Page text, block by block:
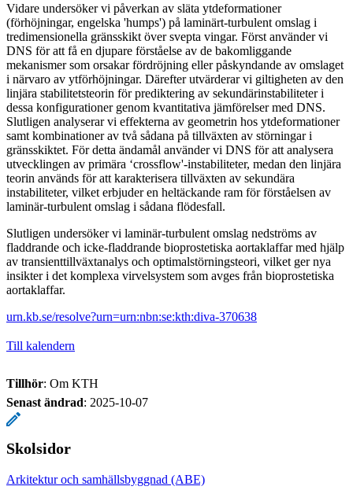
Vidare undersöker vi påverkan av släta ytdeformationer
(förhöjningar, engelska 'humps') på laminärt-turbulent omslag i
tredimensionella gränsskikt över svepta vingar. Först använder vi
DNS för att få en djupare förståelse av de bakomliggande
mekanismer som orsakar fördröjning eller påskyndande av omslaget
i närvaro av ytförhöjningar. Därefter utvärderar vi giltigheten av den
linjära stabilitetsteorin för prediktering av sekundärinstabiliteter i
dessa konfigurationer genom kvantitativa jämförelser med DNS.
Slutligen analyserar vi effekterna av geometrin hos ytdeformationer
samt kombinationer av två sådana på tillväxten av störningar i
gränsskiktet. För detta ändamål använder vi DNS för att analysera
utvecklingen av primära ‘crossflow'-instabiliteter, medan den linjära
teorin används för att karakterisera tillväxten av sekundära
instabiliteter, vilket erbjuder en heltäckande ram för förståelsen av
laminär-turbulent omslag i sådana flödesfall.
Slutligen undersöker vi laminär-turbulent omslag nedströms av
fladdrande och icke-fladdrande bioprostetiska aortaklaffar med hjälp
av transienttillväxtanalys och optimalstörningsteori, vilket ger nya
insikter i det komplexa virvelsystem som avges från bioprostetiska
aortaklaffar.
urn.kb.se/resolve?urn=urn:nbn:se:kth:diva-370638
Till kalendern
Tillhör: Om KTH
Senast ändrad: 2025-10-07
Skolsidor
Arkitektur och samhällsbyggnad (ABE)